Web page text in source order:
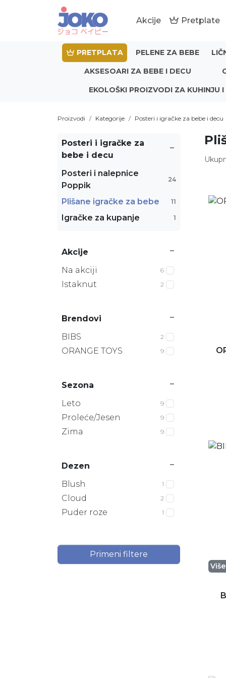
Akcije Pretplate
PRETPLATA PELENE ZA BEBE
AKSESOARI ZA BEBE I DECU
EKOLOŠKI PROIZVODI ZA KUHINJU
Proizvodi Kategorije Posteri i igračke za bebe i decu
Posteri i igračke za
bebe i decu
Posteri i nalepnice
Poppik
24
Plišane igračke za bebe 11
Igračke za kupanje 1
Akcije
Na akciji
6
Istaknut 2
Brendovi
BIBS
2
ORANGE TOYS 9
Sezona
Leto
9
Proleće/Jesen 9
Zima 9
Dezen
Blush
1
Cloud 2
Puder roze 1
Primeni filtere